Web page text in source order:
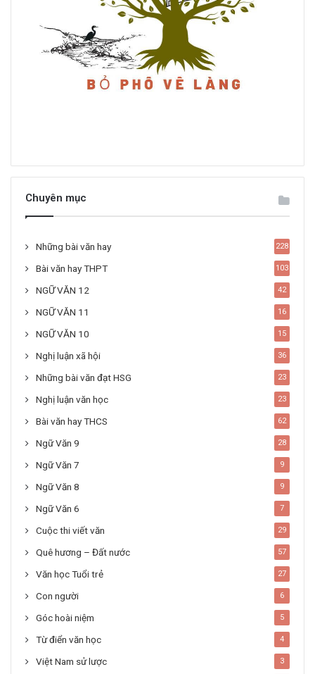
Chuyên mục
Những bài văn hay 228
Bài văn hay THPT 103
NGỮ VĂN 12 42
NGỮ VĂN 11 16
NGỮ VĂN 10 15
Nghị luận xã hội 36
Những bài văn đạt HSG 23
Nghị luận văn học 23
Bài văn hay THCS 62
Ngữ Văn 9 28
Ngữ Văn 7 9
Ngữ Văn 8 9
Ngữ Văn 6 7
Cuộc thi viết văn 29
Quê hương – Đất nước 57
Văn học Tuổi trẻ 27
Con người 6
Góc hoài niệm 5
Từ điển văn học 4
Việt Nam sử lược 3